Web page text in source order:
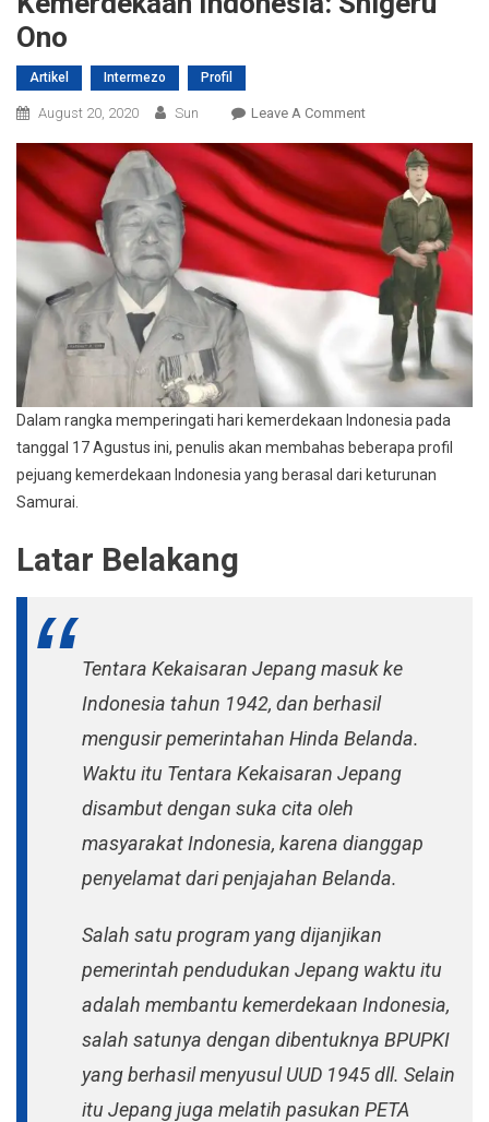
Ono
Artikel Intermezo Profil
August 20, 2020 Sun Leave A CommentOn
Samurai
Dalam
Perjuangan
Kemerdekaan
Indonesia:
Shigeru
Ono
Dalam rangka memperingati hari kemerdekaan Indonesia pada
tanggal 17 Agustus ini, penulis akan membahas beberapa profil
pejuang kemerdekaan Indonesia yang berasal dari keturunan
Samurai.
Latar Belakang
Tentara Kekaisaran Jepang masuk ke
Indonesia tahun 1942, dan berhasil
mengusir pemerintahan Hinda Belanda.
Waktu itu Tentara Kekaisaran Jepang
disambut dengan suka cita oleh
masyarakat Indonesia, karena dianggap
penyelamat dari penjajahan Belanda.
Salah satu program yang dijanjikan
pemerintah pendudukan Jepang waktu itu
adalah membantu kemerdekaan Indonesia,
salah satunya dengan dibentuknya BPUPKI
yang berhasil menyusul UUD 1945 dll. Selain
itu Jepang juga melatih pasukan PETA